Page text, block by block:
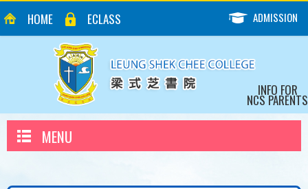
HOME ECLASS ADMISSION
INFO FOR
NCS PARENTS
MENU